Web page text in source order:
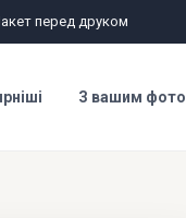
перед друком
З вашим фото